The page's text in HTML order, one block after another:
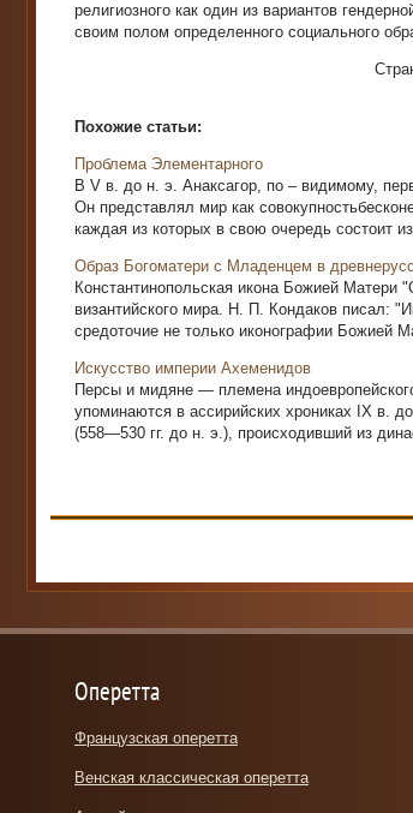
религиозного как один из вариантов
своим полом определенного социального
Похожие статьи:
Проблема Элементарного
В V в. до н. э. Анаксагор, по – видимому,
Он представлял мир как
каждая из которых в свою очередь состоит
Образ Богоматери с Младенцем в
Константинопольская икона Божией Матери
византийского мира. Н. П. Кондаков писал:
средоточие не только иконографии Божией
Искусство империи Ахеменидов
Персы и мидяне — племена
упоминаются в ассирийских хрониках IX в.
(558—530 гг. до н. э.), происходивший из
Оперетта
Французская оперетта
Венская классическая оперетта